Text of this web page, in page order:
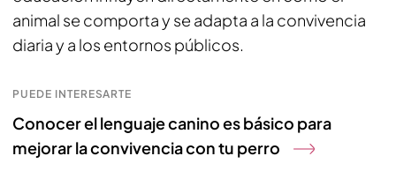
animal se comporta y se adapta a la convivencia
diaria y a los entornos públicos.
PUEDE INTERESARTE
Conocer el lenguaje canino es básico para
mejorar la convivencia con tu perro